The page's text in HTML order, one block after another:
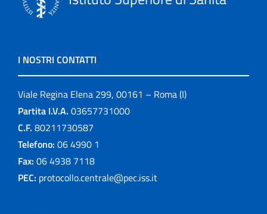
I NOSTRI CONTATTI
Viale Regina Elena 299, 00161 – Roma (I)
Partita I.V.A. 03657731000
C.F. 80211730587
Telefono: 06 4990 1
Fax: 06 4938 7118
PEC: protocollo.centrale@pec.iss.it